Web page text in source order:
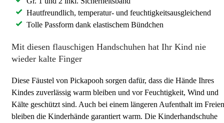
Hautfreundlich, temperatur- und feuchtigkeitsausgleichend
Tolle Passform dank elastischem Bündchen
Mit diesen flauschigen Handschuhen hat Ihr Kind nie
wieder kalte Finger
Diese Fäustel von Pickapooh sorgen dafür, dass die Hände Ihres
Kindes zuverlässig warm bleiben und vor Feuchtigkeit, Wind und
Kälte geschützt sind. Auch bei einem längeren Aufenthalt im Freien
bleiben die Kinderhände garantiert warm. Die Kinderhandschuhe